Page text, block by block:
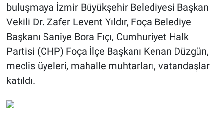
buluşmaya İzmir Büyükşehir Belediyesi Başkan
Vekili Dr. Zafer Levent Yıldır, Foça Belediye
Başkanı Saniye Bora Fıçı, Cumhuriyet Halk
Partisi (CHP) Foça İlçe Başkanı Kenan Düzgün,
meclis üyeleri, mahalle muhtarları, vatandaşlar
katıldı.